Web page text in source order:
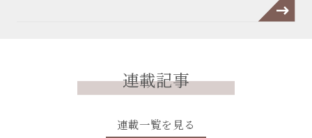
連載記事
連載一覧を見る